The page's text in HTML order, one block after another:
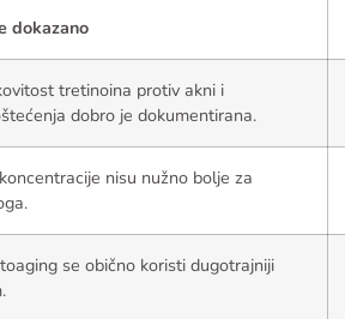
dokazano
tretinoina protiv akni i
dobro je dokumentirana.
nisu nužno bolje za
se obično koristi dugotrajniji